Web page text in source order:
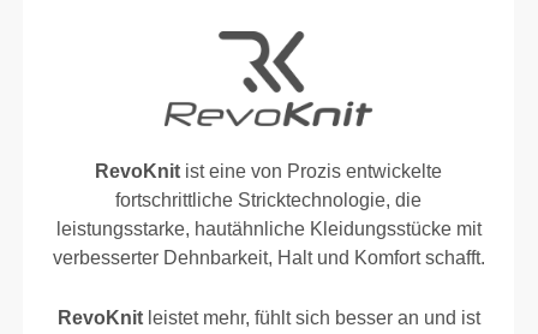
RevoKnit ist eine von Prozis entwickelte
fortschrittliche Stricktechnologie, die
leistungsstarke, hautähnliche Kleidungsstücke mit
verbesserter Dehnbarkeit, Halt und Komfort schafft.
RevoKnitleistet mehr, fühlt sich besser an und ist